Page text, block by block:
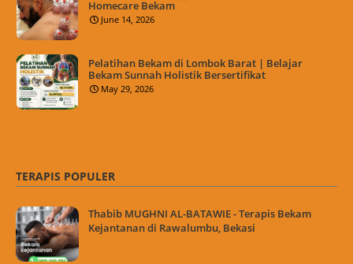
Homecare Bekam
June 14, 2026
Pelatihan Bekam di Lombok Barat | Belajar
Bekam Sunnah Holistik Bersertifikat
May 29, 2026
TERAPIS POPULER
Thabib MUGHNI AL-BATAWIE - Terapis Bekam
Kejantanan di Rawalumbu, Bekasi